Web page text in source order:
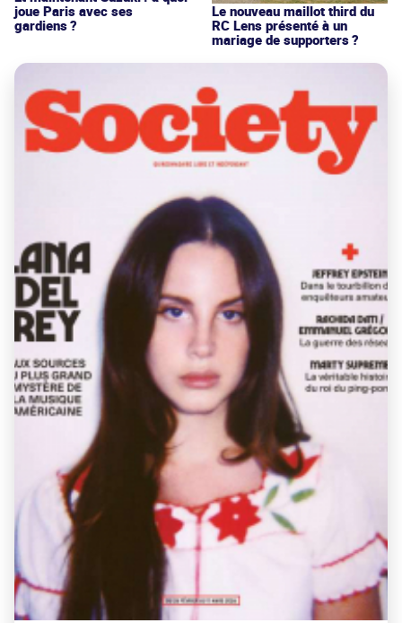
joue Paris avec ses
gardiens ?
Le nouveau maillot third du
RC Lens présenté à un
mariage de supporters ?